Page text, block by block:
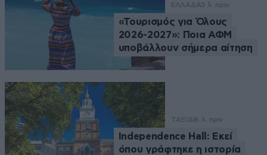
ΕΛΛΑΔΑ3 λ. πριν
«Τουρισμός για Όλους
2026-2027»: Ποια ΑΦΜ
υποβάλλουν σήμερα αίτηση
ΤΑΞΙΔΙ6 λ. πριν
Independence Hall: Εκεί
όπου γράφτηκε η ιστορία